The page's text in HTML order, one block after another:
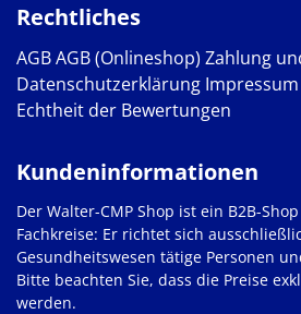
Rechtliches
AGBAGB (Onlineshop) Zahlung
Datenschutzerklärung Impressum
Echtheit der Bewertungen
Kundeninformationen
Der Walter-CMP Shop ist ein B2B-
Fachkreise: Er richtet sich
Gesundheitswesen tätige Personen
Bitte beachten Sie, dass die Preise
werden.